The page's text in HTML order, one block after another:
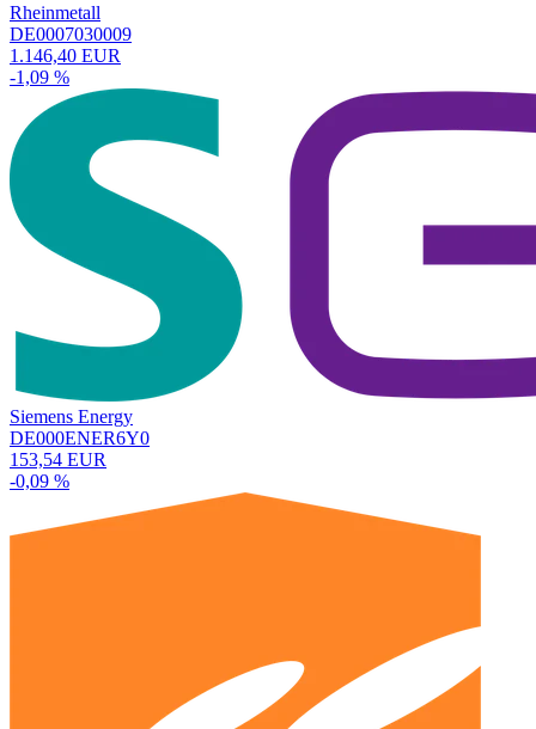
Rheinmetall
DE0007030009
1.146,40 EUR
-1,09 %
Siemens Energy
DE000ENER6Y0
153,54 EUR
-0,09 %